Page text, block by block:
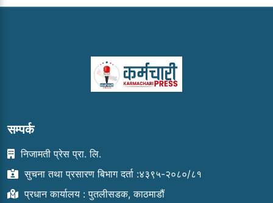
सम्पर्क
निजामती प्रेस प्रा. लि.
सुचना तथा प्रसारण बिभाग दर्ता :४३९५-२०८०/८१
प्रधान कार्यालय : पुतलीसडक, काठमाडौं